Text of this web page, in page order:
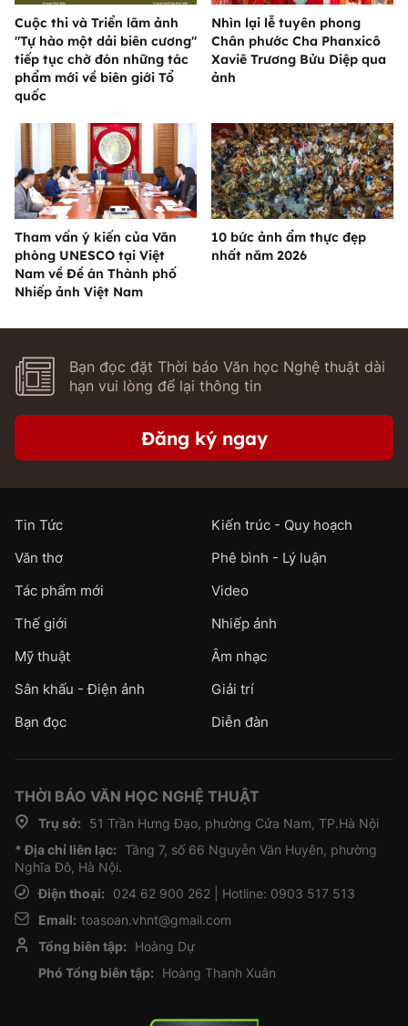
Cuộc thi và Triển lãm ảnh
"Tự hào một dải biên cương"
tiếp tục chờ đón những tác
phẩm mới về biên giới Tổ
quốc
Nhìn lại lễ tuyên phong
Chân phước Cha Phanxicô
Xaviê Trương Bửu Diệp qua
ảnh
Tham vấn ý kiến của Văn
phòng UNESCO tại Việt
Nam về Đề án Thành phố
Nhiếp ảnh Việt Nam
10 bức ảnh ẩm thực đẹp
nhất năm 2026
Bạn đọc đặt Thời báo Văn học Nghệ thuật dài
hạn vui lòng để lại thông tin
Đăng ký ngay
Tin Tức
Kiến trúc - Quy hoạch
Văn thơ
Phê bình - Lý luận
Tác phẩm mới
Video
Thế giới
Nhiếp ảnh
Mỹ thuật
Âm nhạc
Sân khấu - Điện ảnh
Giải trí
Bạn đọc
Diễn đàn
THỜI BÁO VĂN HỌC NGHỆ THUẬT
Trụ sở:
51 Trần Hưng Đạo, phường Cửa Nam, TP.Hà Nội
* Địa chỉ liên lạc: Tầng 7, số 66 Nguyễn Văn Huyên, phường
Nghĩa Đô, Hà Nội.
Điện thoại:
024 62 900 262 | Hotline: 0903 517 513
Email: toasoan.vhnt@gmail.com
Tổng biên tập:
Hoàng Dự
Phó Tổng biên tập:
Hoàng Thanh Xuân